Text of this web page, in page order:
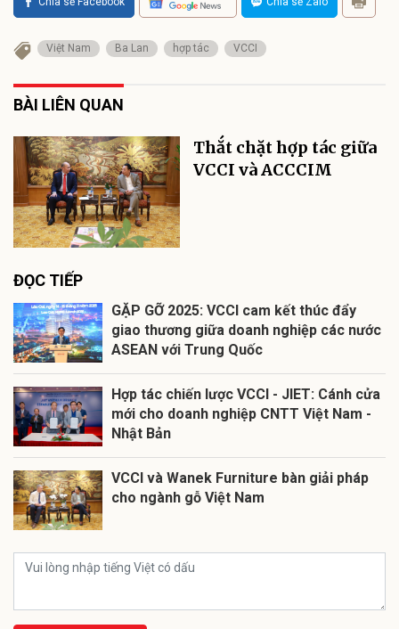
Việt Nam Ba Lan hợp tác VCCI
BÀI LIÊN QUAN
Thắt chặt hợp tác giữa
VCCI và ACCCIM
ĐỌC TIẾP
GẶP GỠ 2025: VCCI cam kết thúc đẩy
giao thương giữa doanh nghiệp các nước
ASEAN với Trung Quốc
Hợp tác chiến lược VCCI - JIET: Cánh cửa
mới cho doanh nghiệp CNTT Việt Nam -
Nhật Bản
VCCI và Wanek Furniture bàn giải pháp
cho ngành gỗ Việt Nam